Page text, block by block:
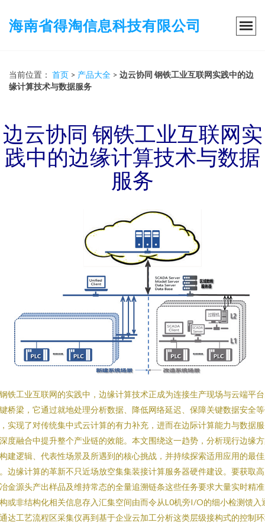
海南省得淘信息科技有限公司
当前位置： 首页 > 产品大全 > 边云协同 钢铁工业互联网实践中的边
缘计算技术与数据服务
边云协同 钢铁工业互联网实
践中的边缘计算技术与数据
服务
铁工业互联网的实践中，边缘计算技术正成为连接生产现场与云端平
桥梁，它通过就地处理分析数据、降低网络延迟、保障关键数据安全
实现了对传统集中式云计算的有力补充，进而在边际计算能力与数据
度融合中提升整个产业链的效能。本文围绕这一趋势，分析现行边缘
建逻辑、代表性场景及所遇到的核心挑战，并持续探索适用应用的最
边缘计算的革新不只近场放空集集装接计算服务器硬件建设。要获取
金源头产出样品及维持常态的全量追溯链条这些任务要求大量实时精
或非结构化相关信息存入汇集空间由而令从L0机旁I/O的细小检测馈入
达工艺流程区采集仪再到基于企业云加工分析这类层级接构式的控制